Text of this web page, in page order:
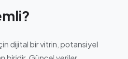
dijital bir vitrin, potansiyel